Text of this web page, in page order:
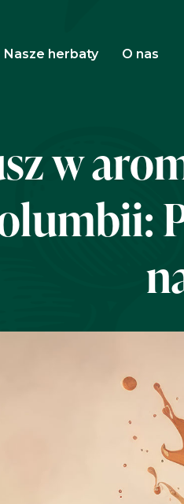
Nasze herbaty O nas
w